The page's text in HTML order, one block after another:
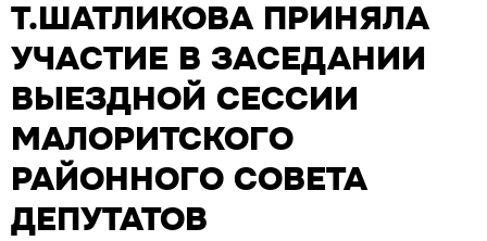
Т.ШАТЛИКОВА ПРИНЯЛА
УЧАСТИЕ В ЗАСЕДАНИИ
ВЫЕЗДНОЙ СЕССИИ
МАЛОРИТСКОГО
РАЙОННОГО СОВЕТА
ДЕПУТАТОВ